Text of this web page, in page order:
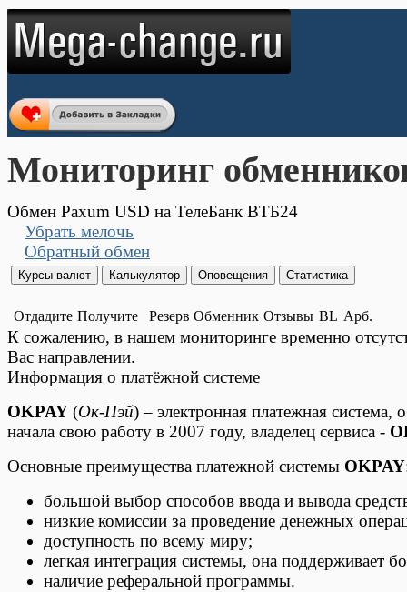
Мониторинг
Обмен Paxum USD на ТелеБанк ВТБ24
Убрать мелочь
Обратный обмен
Отдадите Получите Резерв Обменник Отзывы BL Арб.
К сожалению, в нашем мониторинге временно
Вас направлении.
Информация о платёжной системе
OKPAY (Ок-Пэй) – электронная платежная
начала свою работу в 2007 году, владелец сервиса -
Основные преимущества платежной системы OKPAY
большой выбор способов ввода и вывода
низкие комиссии за проведение денежных
доступность по всему миру;
легкая интеграция системы, она поддерживает
наличие реферальной программы.